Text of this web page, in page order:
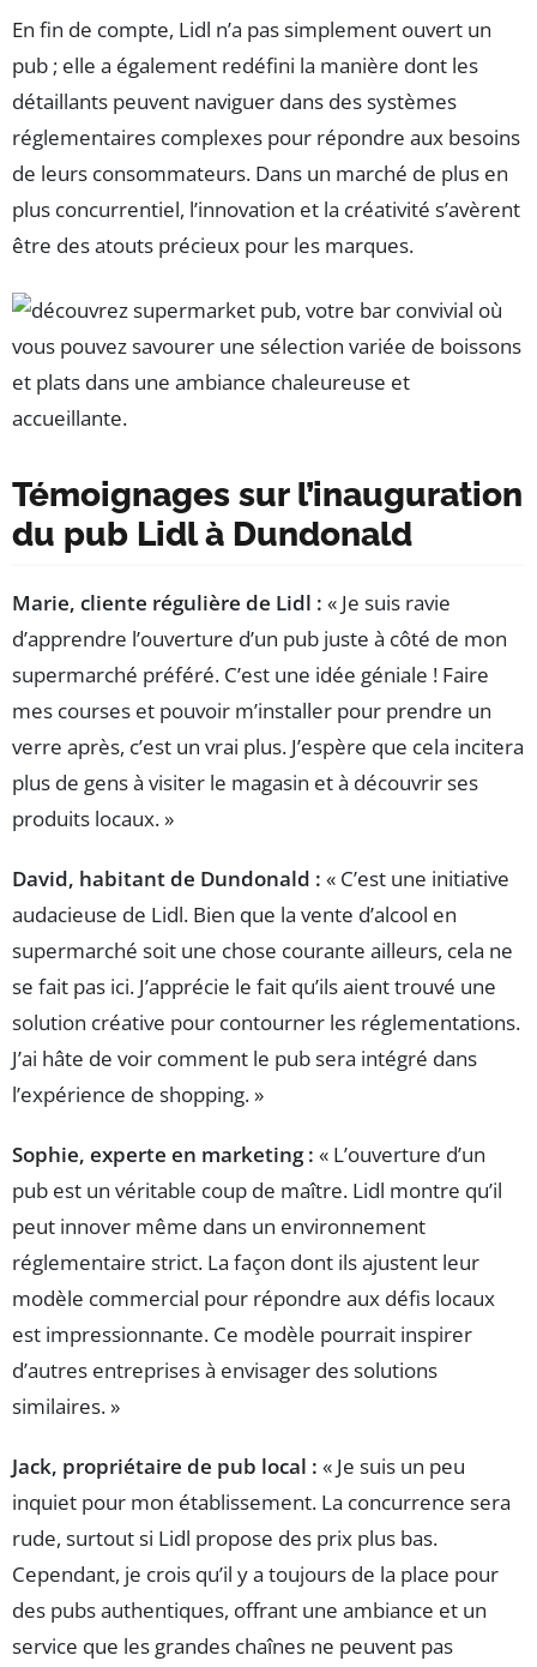
En fin de compte, Lidl n’a pas simplement ouvert un
pub ; elle a également redéfini la manière dont les
détaillants peuvent naviguer dans des systèmes
réglementaires complexes pour répondre aux besoins
de leurs consommateurs. Dans un marché de plus en
plus concurrentiel, l’innovation et la créativité s’avèrent
être des atouts précieux pour les marques.
Témoignages sur l’inauguration
du pub Lidl à Dundonald
Marie, cliente régulière de Lidl : « Je suis ravie
d’apprendre l’ouverture d’un pub juste à côté de mon
supermarché préféré. C’est une idée géniale ! Faire
mes courses et pouvoir m’installer pour prendre un
verre après, c’est un vrai plus. J’espère que cela incitera
plus de gens à visiter le magasin et à découvrir ses
produits locaux. »
David, habitant de Dundonald : « C’est une initiative
audacieuse de Lidl. Bien que la vente d’alcool en
supermarché soit une chose courante ailleurs, cela ne
se fait pas ici. J’apprécie le fait qu’ils aient trouvé une
solution créative pour contourner les réglementations.
J’ai hâte de voir comment le pub sera intégré dans
l’expérience de shopping. »
Sophie, experte en marketing : « L’ouverture d’un
pub est un véritable coup de maître. Lidl montre qu’il
peut innover même dans un environnement
réglementaire strict. La façon dont ils ajustent leur
modèle commercial pour répondre aux défis locaux
est impressionnante. Ce modèle pourrait inspirer
d’autres entreprises à envisager des solutions
similaires. »
Jack, propriétaire de pub local : « Je suis un peu
inquiet pour mon établissement. La concurrence sera
rude, surtout si Lidl propose des prix plus bas.
Cependant, je crois qu’il y a toujours de la place pour
des pubs authentiques, offrant une ambiance et un
service que les grandes chaînes ne peuvent pas